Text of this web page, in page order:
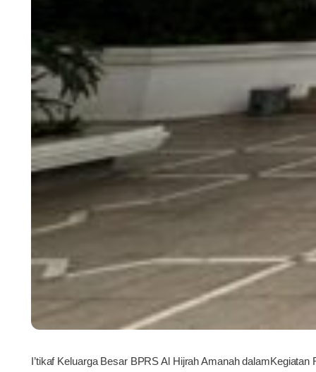
I’tikaf Keluarga Besar BPRS Al Hijrah Amanah dalamKegiatan